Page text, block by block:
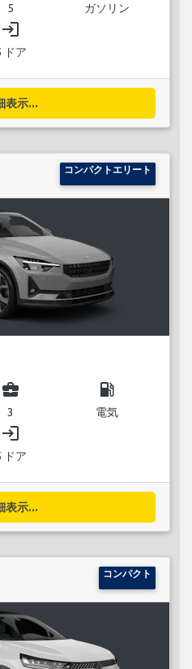
5 ガソリン
login
ドア
表示...
コンパクトエリート
business_center
3
local_gas_station
電気
login
ドア
表示...
コンパクト